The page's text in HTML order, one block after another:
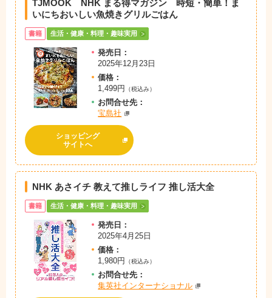
TJMOOK NHK まる得マガジン 時短・簡単！ま
いにちおいしい魚焼きグリルごはん
書籍 生活・健康・料理・趣味実用
発売日：
2025年12月23日
価格：
1,499円
（税込み）
お問合せ先：
宝島社
ショッピング
サイトへ
NHK あさイチ 教えて推しライフ 推し活大全
書籍 生活・健康・料理・趣味実用
発売日：
2025年4月25日
価格：
1,980円
（税込み）
お問合せ先：
集英社インターナショナル